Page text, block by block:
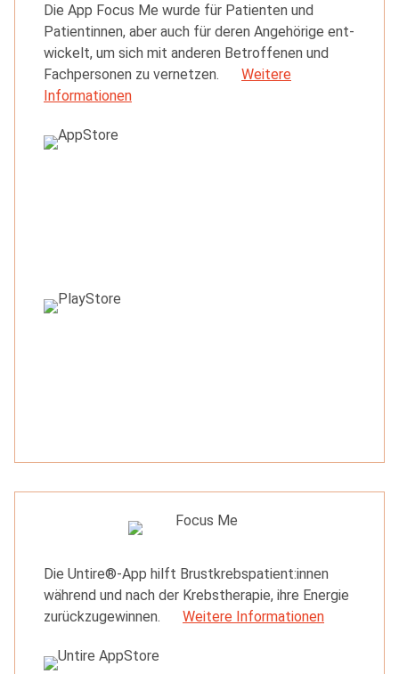
Die App Focus Me wurde für Patienten und
Patientinnen, aber auch für deren Angehörige ent­
wickelt, um sich mit anderen Betroffenen und
Fachpersonen zu vernetzen.
Weitere
Informationen
Die Untire®-App hilft Brustkrebs­patient:innen
während und nach der Krebstherapie, ihre Energie
zurückzu­gewinnen.
Weitere Informationen